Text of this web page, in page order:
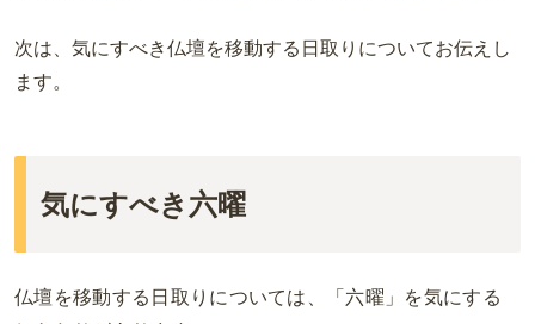
次は、気にすべき仏壇を移動する 日取りについてお伝えし
ます。
気にすべき六曜
仏壇を移動する日取りについては、「六曜」を気にする